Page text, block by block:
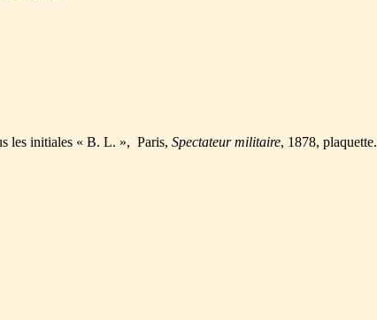
les initiales « B. L. », Paris, Spectateur militaire, 1878, plaquette.